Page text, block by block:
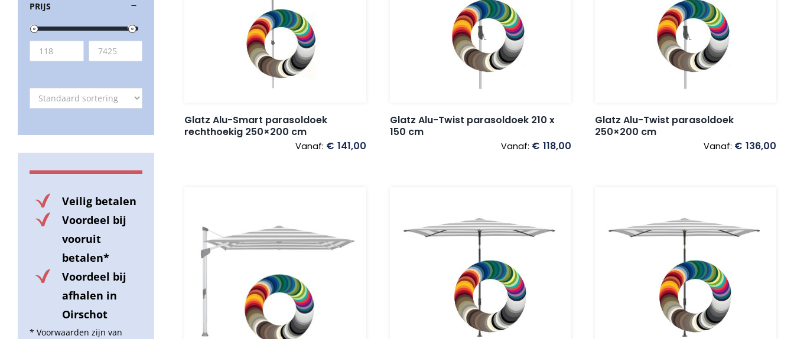
Glatz Alu-Smart parasoldoek
rechthoekig 250×200 cm
Vanaf: € 141,00
Glatz Alu-Twist parasoldoek 210 x
150 cm
Vanaf: € 118,00
Glatz Alu-Twist parasoldoek
250×200 cm
Vanaf: € 136,00
600 x 300 cm (1)
PRIJS
Veilig betalen
Voordeel bij
vooruit
betalen*
Voordeel bij
afhalen in
Oirschot
* Voorwaarden zijn van